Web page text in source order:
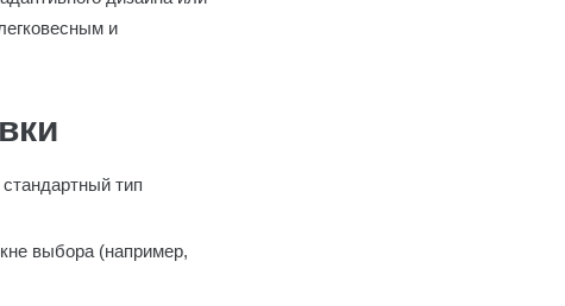
и
тип
выбора (например,